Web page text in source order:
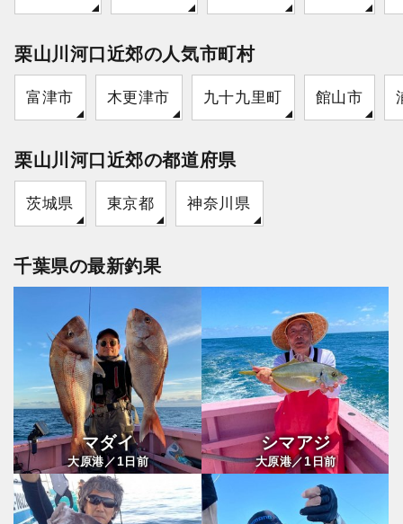
栗山川河口近郊の人気市町村
富津市 木更津市 九十九里町 館山市
栗山川河口近郊の都道府県
茨城県 東京都 神奈川県
千葉県の最新釣果
マダイ
大原港／ 1 日前
シマアジ
大原港／1日前